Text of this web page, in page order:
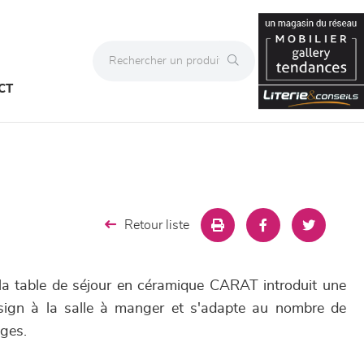
Retour liste
table de séjour en céramique CARAT introduit une
à la salle à manger et s'adapte au nombre de